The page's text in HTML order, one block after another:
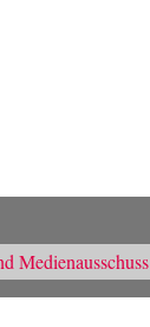
Medienausschuss